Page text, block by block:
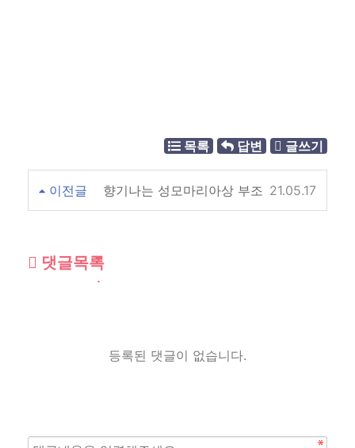
목록 답변 글쓰기
이전글 향기나는 성모마리아상 부조 21.05.17
댓글목록
등록된 댓글이 없습니다.